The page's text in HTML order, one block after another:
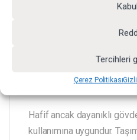
Tercihleri
Çerez Politikası
SET
SAĞLAM YAPI
Hafif ancak dayanıklı
kullanımına uygundur.